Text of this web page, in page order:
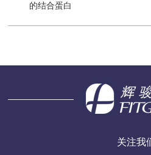
的结合蛋白
关注我